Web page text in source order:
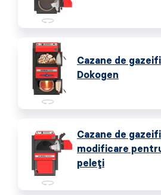
Cazane de
Dokogen
Cazane de
modificare
peleți